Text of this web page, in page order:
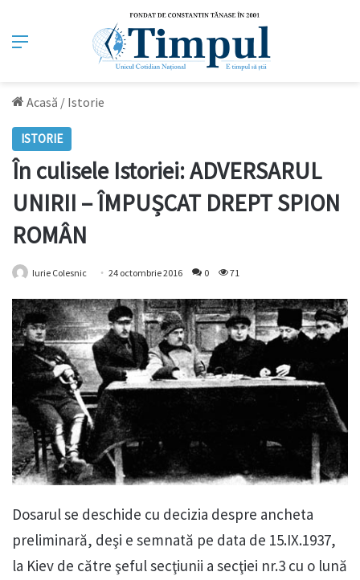
Meniu
Acasă / Istorie
ISTORIE
În culisele Istoriei: ADVERSARUL
UNIRII – ÎMPUȘCAT DREPT SPION
ROMÂN
Iurie Colesnic 24 octombrie 2016 0 71
Dosarul se deschide cu decizia despre ancheta
preliminară, deşi e semnată pe data de 15.IX.1937,
la Kiev de către şeful secţiunii a secţiei nr.3 cu o lună